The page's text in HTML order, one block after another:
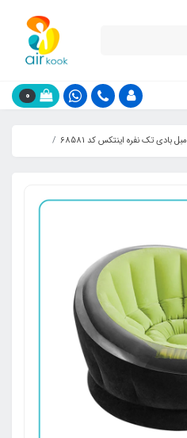
0
مبل بادی تک نفره اینتکس کد 68581